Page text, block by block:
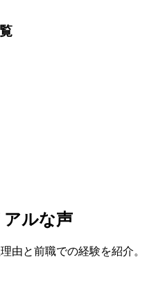
アルな声
由と前職での経験を紹介。